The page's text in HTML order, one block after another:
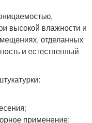
высокой влажности и
отделанных
и естественный
применение;